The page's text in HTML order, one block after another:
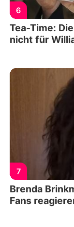
6
Tea-Time:
nicht für
7
Brenda
Fans